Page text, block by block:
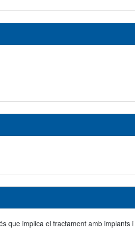
que implica el tractament amb